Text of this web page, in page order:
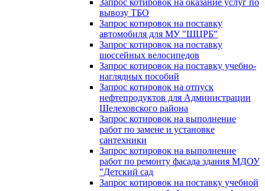
вывозу ТБО
Запрос котировок на поставку
автомобиля для МУ "ШЦРБ"
Запрос котировок на поставку
шоссейных велосипедов
Запрос котировок на поставку учебно-
наглядных пособий
Запрос котировок на отпуск
нефтепродуктов для Администрации
Шелеховского района
Запрос котировок на выполнение
работ по замене и установке
сантехники
Запрос котировок на выполнение
работ по ремонту фасада здания МДОУ
"Детский сад
Запрос котировок на поставку учебной